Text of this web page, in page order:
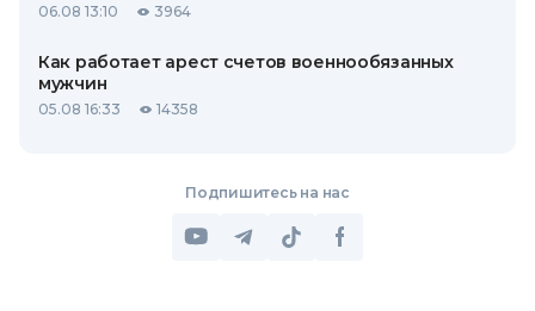
06.08 13:10 3964
Как работает арест счетов военнообязанных
мужчин
05.08 16:33 14358
Подпишитесь на нас